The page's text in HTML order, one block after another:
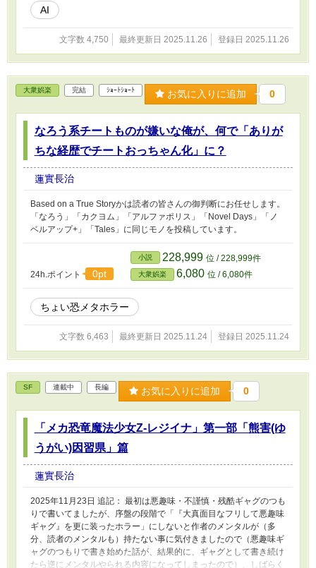
AI
文字数 4,750 最終更新日 2025.11.26 登録日 2025.11.26
大衆娯楽 完結 ｼｮｰﾄｼｮｰﾄ お気に入りに追加 0
なろう系チートものが嫌いな俺が、何で「ありが
ちな経歴でチートおっちゃん化」に？
蓮實長治
Based on a True Storyかは読者の皆さんの御判断にお任せします。
「なろう」「カクヨム」「アルファポリス」「Novel Days」「ノ
ベルアップ+」「Tales」に同じモノを投稿しています。
24h.ポイント 0pt
小説 228,999 位 / 228,999件
大衆娯楽 6,080 位 / 6,080件
ちょい恐メタホラー
文字数 6,463 最終更新日 2025.11.24 登録日 2025.11.24
SF 連載中 長編 お気に入りに追加 0
「メカ恐竜魔法少女Z-レジイナ」第一部「熊害(ゆ
うがい)因習県」篇
蓮實長治
2025年11月23日 追記： 最初は悪趣味・不謹慎・残酷ギャグのつも
りで書いてましたが、序盤の段階で「『大真面目なフリして悪趣味
ギャグ』を更に装ったホラー」にしないと作者のメンタルが（多
分、読者のメンタルも）持たない事に気付きましたので（悪趣味ギ
ャグのつもりで書き始めた話が、結果的に、ギャグとして書き続け
たら逆にメンタルやられる内容になってしまったので）、しばらく